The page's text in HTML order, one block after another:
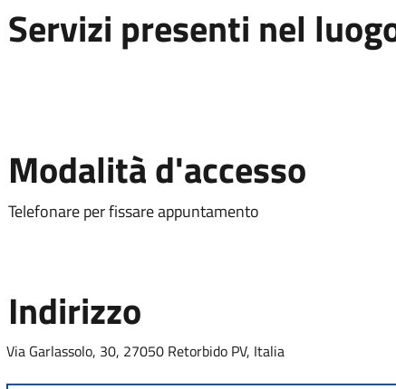
Servizi presenti nel
Modalità d'accesso
‎‎Telefonare per fissare appuntamento
Indirizzo
Via Garlassolo, 30, 27050 Retorbido PV, Italia